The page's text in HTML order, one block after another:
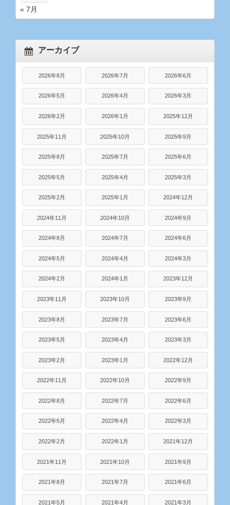
« 7月
アーカイブ
2026年8月 2026年7月 2026年6月
2026年5月 2026年4月 2026年3月
2026年2月 2026年1月 2025年12月
2025年11月 2025年10月 2025年9月
2025年8月 2025年7月 2025年6月
2025年5月 2025年4月 2025年3月
2025年2月 2025年1月 2024年12月
2024年11月 2024年10月 2024年9月
2024年8月 2024年7月 2024年6月
2024年5月 2024年4月 2024年3月
2024年2月 2024年1月 2023年12月
2023年11月 2023年10月 2023年9月
2023年8月 2023年7月 2023年6月
2023年5月 2023年4月 2023年3月
2023年2月 2023年1月 2022年12月
2022年11月 2022年10月 2022年9月
2022年8月 2022年7月 2022年6月
2022年5月 2022年4月 2022年3月
2022年2月 2022年1月 2021年12月
2021年11月 2021年10月 2021年9月
2021年8月 2021年7月 2021年6月
2021年5月 2021年4月 2021年3月